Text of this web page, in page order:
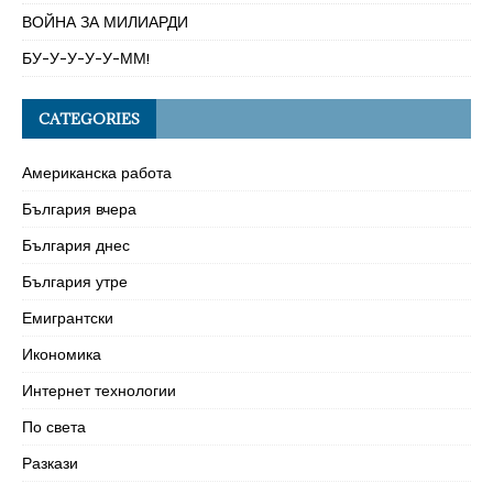
ВОЙНА ЗА МИЛИАРДИ
БУ-У-У-У-У-ММ!
CATEGORIES
Американска работа
България вчера
България днес
България утре
Емигрантски
Икономика
Интернет технологии
По света
Разкази